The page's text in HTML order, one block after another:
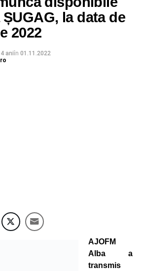
la data de
2022
aniîn 01.11.2022
AJOFM
Alba a
transmis